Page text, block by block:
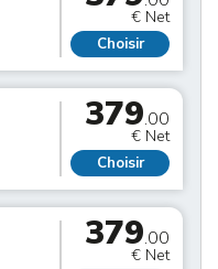
€ Net
Choisir
379.00
€ Net
Choisir
379.00
€ Net